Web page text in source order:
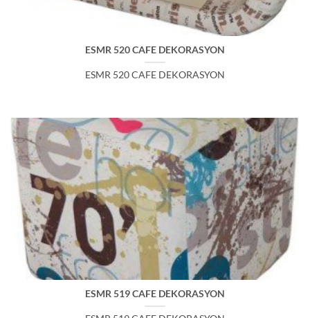
ESMR 520 CAFE DEKORASYON
ESMR 520 CAFE DEKORASYON
ESMR 519 CAFE DEKORASYON